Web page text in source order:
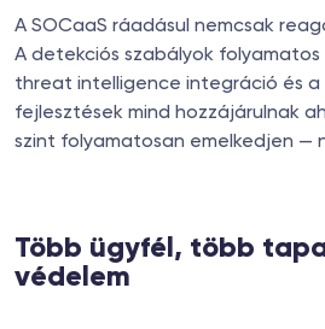
A SOCaaS ráadásul nemcsak
A detekciós szabályok
threat intelligence integráció és a
fejlesztések mind hozzájárulnak
szint folyamatosan emelkedjen —
Több ügyfél, több
védelem